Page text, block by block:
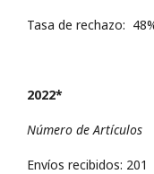
Tasa de rechazo:
2022*
Número de Artículos
Envíos recibidos: 201